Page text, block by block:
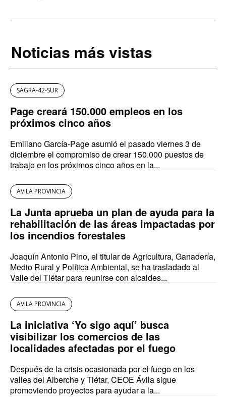
Noticias más vistas
SAGRA-42-SUR
Page creará 150.000 empleos en los
próximos cinco años
Emiliano García-Page asumió el pasado viernes 3 de
diciembre el compromiso de crear 150.000 puestos de
trabajo en los próximos cinco años en la...
AVILA PROVINCIA
La Junta aprueba un plan de ayuda para la
rehabilitación de las áreas impactadas por
los incendios forestales
Joaquín Antonio Pino, el titular de Agricultura, Ganadería,
Medio Rural y Política Ambiental, se ha trasladado al
Valle del Tiétar para reunirse con alcaldes...
AVILA PROVINCIA
La iniciativa ‘Yo sigo aquí’ busca
visibilizar los comercios de las
localidades afectadas por el fuego
Después de la crisis ocasionada por el fuego en los
valles del Alberche y Tiétar, CEOE Ávila sigue
promoviendo proyectos para ayudar a la...